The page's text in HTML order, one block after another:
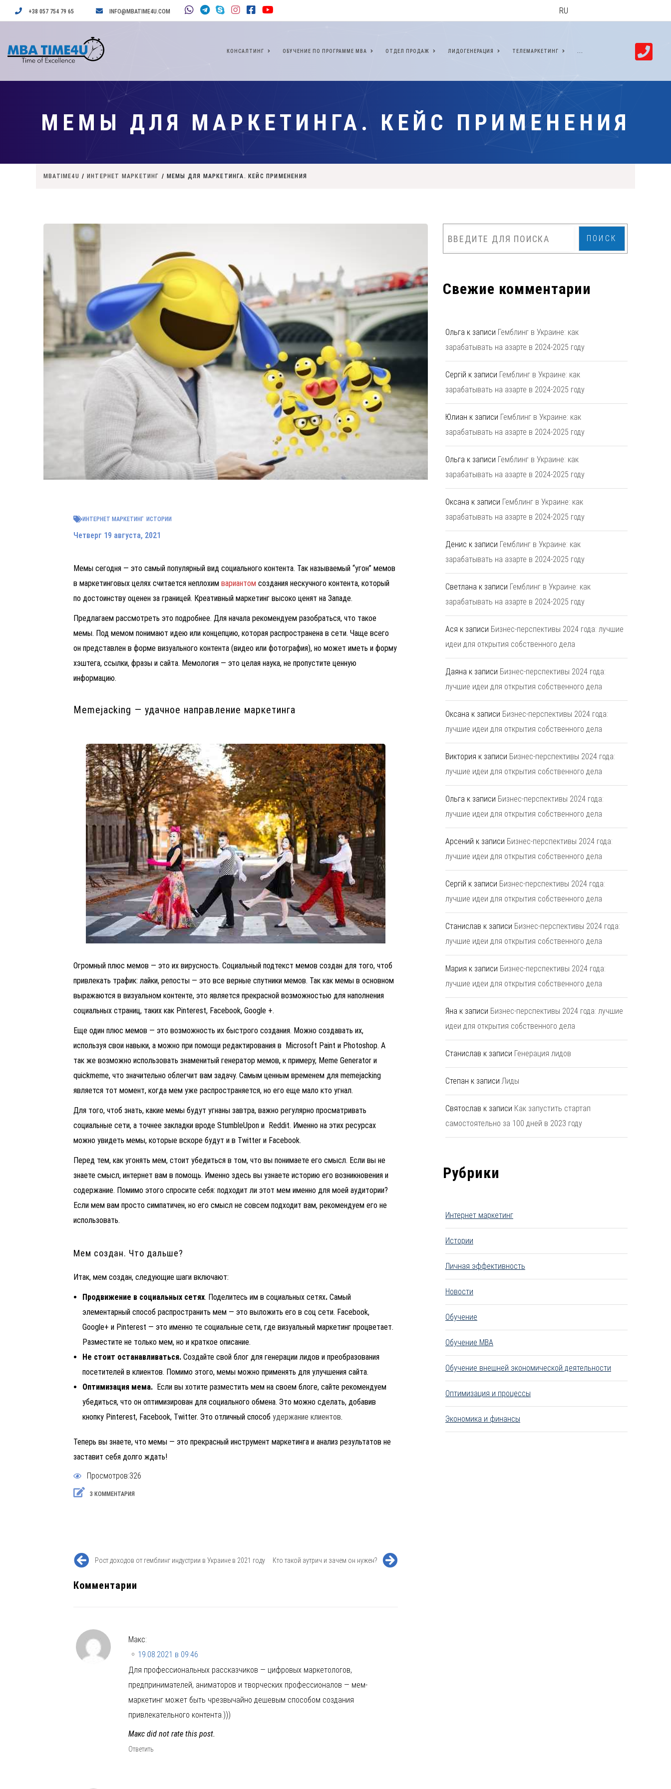
+38 057 754 79 65 INFO@MBATIME4U.COM RU
КОНСАЛТИНГ ОБУЧЕНИЕ ПО ПРОГРАММЕ МВА ОТДЕЛ ПРОДАЖ ЛИДОГЕНЕРАЦИЯ ТЕЛЕМАРКЕТИНГ
МЕМЫ ДЛЯ МАРКЕТИНГА. КЕЙС ПРИМЕНЕНИЯ
MBATIME4U / ИНТЕРНЕТ МАРКЕТИНГ / МЕМЫ ДЛЯ МАРКЕТИНГА. КЕЙС ПРИМЕНЕНИЯ
ИНТЕРНЕТ МАРКЕТИНГ ИСТОРИИ
Четверг 19 августа, 2021
Мемы сегодня — это самый популярный вид социального контента. Так называемый “угон” мемов
в маркетинговых целях считается неплохим вариантом создания нескучного контента, который
по достоинству оценен за границей. Креативный маркетинг высоко ценят на Западе.
Предлагаем рассмотреть это подробнее. Для начала рекомендуем разобраться, что такое
мемы. Под мемом понимают идею или концепцию, которая распространена в сети. Чаще всего
он представлен в форме визуального контента (видео или фотография), но может иметь и форму
хэштега, ссылки, фразы и сайта. Мемология — это целая наука, не пропустите ценную
информацию.
Memejacking — удачное направление маркетинга
Огромный плюс мемов — это их вирусность. Социальный подтекст мемов создан для того, чтоб
привлекать трафик: лайки, репосты — это все верные спутники мемов. Так как мемы в основном
выражаются в визуальном контенте, это является прекрасной возможностью для наполнения
социальных страниц, таких как Pinterest, Facebook, Google +.
Еще один плюс мемов — это возможность их быстрого создания. Можно создавать их,
используя свои навыки, а можно при помощи редактирования в Microsoft Paint и Photoshop. А
так же возможно использовать знаменитый генератор мемов, к примеру, Meme Generator и
quickmeme, что значительно облегчит вам задачу. Самым ценным временем для memejacking
является тот момент, когда мем уже распространяется, но его еще мало кто угнал.
Для того, чтоб знать, какие мемы будут угнаны завтра, важно регулярно просматривать
социальные сети, а точнее закладки вроде StumbleUpon и Reddit. Именно на этих ресурсах
можно увидеть мемы, которые вскоре будут и в Twitter и Facebook.
Перед тем, как угонять мем, стоит убедиться в том, что вы понимаете его смысл. Если вы не
знаете смысл, интернет вам в помощь. Именно здесь вы узнаете историю его возникновения и
содержание. Помимо этого спросите себя: подходит ли этот мем именно для моей аудитории?
Если мем вам просто симпатичен, но его смысл не совсем подходит вам, рекомендуем его не
использовать.
Мем создан. Что дальше?
Итак, мем создан, следующие шаги включают:
Продвижение в социальных сетях. Поделитесь им в социальных сетях.Самый
элементарный способ распространить мем — это выложить его в соц сети. Facebook,
Google+ и Pinterest — это именно те социальные сети, где визуальный маркетинг процветает.
Разместите не только мем, но и краткое описание.
Не стоит останавливаться.Создайте свой блог для генерации лидов и преобразования
посетителей в клиентов. Помимо этого, мемы можно применять для улучшения сайта.
Оптимизация мема. Если вы хотите разместить мем на своем блоге, сайте рекомендуем
убедиться, что он оптимизирован для социального обмена. Это можно сделать, добавив
кнопку Pinterest, Facebook, Twitter. Это отличный способудержание клиентов.
Теперь вы знаете, что мемы — это прекрасный инструмент маркетинга и анализ результатов не
заставит себя долго ждать!
Просмотров:326
3 КОММЕНТАРИЯ
Рост доходов от гемблинг индустрии в Украине в 2021 году Кто такой аутрич и зачем он нужен?
Комментарии
Макс:
19.08.2021 в 09:46
Для профессиональных рассказчиков — цифровых маркетологов,
предпринимателей, аниматоров и творческих профессионалов — мем-
маркетинг может быть чрезвычайно дешевым способом создания
привлекательного контента.)))
Макс did not rate this post.
Ответить
ПОИСК
Свежие комментарии
Ольга к записи Гемблинг в Украине: как
зарабатывать на азарте в 2024-2025 году
Сергій к записи Гемблинг в Украине: как
зарабатывать на азарте в 2024-2025 году
Юлиан к записи Гемблинг в Украине: как
зарабатывать на азарте в 2024-2025 году
Ольга к записи Гемблинг в Украине: как
зарабатывать на азарте в 2024-2025 году
Оксана к записи Гемблинг в Украине: как
зарабатывать на азарте в 2024-2025 году
Денис к записи Гемблинг в Украине: как
зарабатывать на азарте в 2024-2025 году
Светлана к записи Гемблинг в Украине: как
зарабатывать на азарте в 2024-2025 году
Ася к записи Бизнес-перспективы 2024 года: лучшие
идеи для открытия собственного дела
Даяна к записи Бизнес-перспективы 2024 года:
лучшие идеи для открытия собственного дела
Оксана к записи Бизнес-перспективы 2024 года:
лучшие идеи для открытия собственного дела
Виктория к записи Бизнес-перспективы 2024 года:
лучшие идеи для открытия собственного дела
Ольга к записи Бизнес-перспективы 2024 года:
лучшие идеи для открытия собственного дела
Арсений к записи Бизнес-перспективы 2024 года:
лучшие идеи для открытия собственного дела
Сергій к записи Бизнес-перспективы 2024 года:
лучшие идеи для открытия собственного дела
Станислав к записи Бизнес-перспективы 2024 года:
лучшие идеи для открытия собственного дела
Мария к записи Бизнес-перспективы 2024 года:
лучшие идеи для открытия собственного дела
Яна к записи Бизнес-перспективы 2024 года: лучшие
идеи для открытия собственного дела
Станислав к записи Генерация лидов
Степан к записи Лиды
Святослав к записи Как запустить стартап
самостоятельно за 100 дней в 2023 году
Рубрики
Интернет маркетинг
Истории
Личная эффективность
Новости
Обучение
Обучение MBA
Обучение внешней экономической деятельности
Оптимизация и процессы
Экономика и финансы